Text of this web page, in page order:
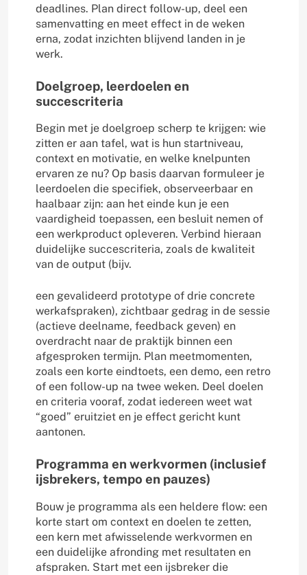
deadlines. Plan direct follow-up, deel een
samenvatting en meet effect in de weken
erna, zodat inzichten blijvend landen in je
werk.
Doelgroep, leerdoelen en
succescriteria
Begin met je doelgroep scherp te krijgen: wie
zitten er aan tafel, wat is hun startniveau,
context en motivatie, en welke knelpunten
ervaren ze nu? Op basis daarvan formuleer je
leerdoelen die specifiek, observeerbaar en
haalbaar zijn: aan het einde kun je een
vaardigheid toepassen, een besluit nemen of
een werkproduct opleveren. Verbind hieraan
duidelijke succescriteria, zoals de kwaliteit
van de output (bijv.
een gevalideerd prototype of drie concrete
werkafspraken), zichtbaar gedrag in de sessie
(actieve deelname, feedback geven) en
overdracht naar de praktijk binnen een
afgesproken termijn. Plan meetmomenten,
zoals een korte eindtoets, een demo, een retro
of een follow-up na twee weken. Deel doelen
en criteria vooraf, zodat iedereen weet wat
“goed” eruitziet en je effect gericht kunt
aantonen.
Programma en werkvormen (inclusief
ijsbrekers, tempo en pauzes)
Bouw je programma als een heldere flow: een
korte start om context en doelen te zetten,
een kern met afwisselende werkvormen en
een duidelijke afronding met resultaten en
afspraken. Start met een ijsbreker die